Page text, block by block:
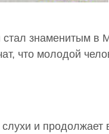
знаменитым в
что молодой
слухи и